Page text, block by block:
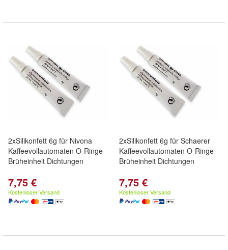
2xSilikonfett 6g für Nivona
Kaffeevollautomaten O-Ringe
Brüheinheit Dichtungen
7,75 €
Kostenloser Versand
2xSilikonfett 6g für Schaerer
Kaffeevollautomaten O-Ringe
Brüheinheit Dichtungen
7,75 €
Kostenloser Versand